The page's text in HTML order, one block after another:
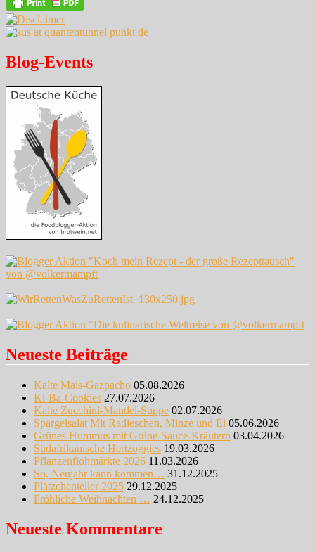
Blog-Events
Neueste Beiträge
Kalte Mais-Gazpacho 05.08.2026
Ki-Ba-Cookies 27.07.2026
Kalte Zucchini-Mandel-Suppe 02.07.2026
Spargelsalat Mit Radieschen, Minze und Ei 05.06.2026
Grünes Hummus mit Grüne-Sauce-Kräutern 03.04.2026
Südafrikanische Hertzoggies 19.03.2026
Pflanzenflohmärkte 2026 11.03.2026
So, Neujahr kann kommen… 31.12.2025
Plätzchenteller 2025 29.12.2025
Fröhliche Weihnachten … 24.12.2025
Neueste Kommentare